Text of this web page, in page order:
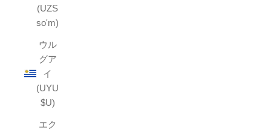
(UZS
so'm)
ウル
グア
イ
(UYU
$U)
エク